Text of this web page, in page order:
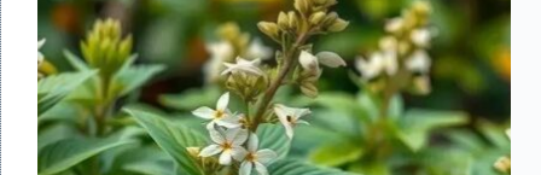
Medicinal